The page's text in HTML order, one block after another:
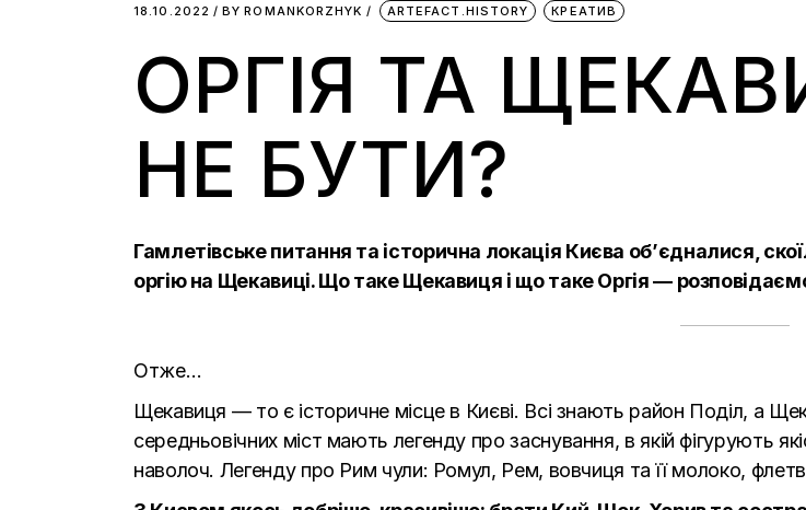
18.10.2022 BY ROMANKORZHYK ARTEFACT.HISTORY КРЕАТИВ
ОРГІЯ ТА
НЕ БУТИ?
Гамлетівське питання та історична локація Києва об’єдналися,
оргію на Щекавиці. Що таке Щекавиця і що таке Оргія —
Отже…
Щекавиця — то є історичне місце в Києві. Всі знають район Поділ, а
середньовічних міст мають легенду про заснування, в якій фігурують
наволоч. Легенду про Рим чули: Ромул, Рем, вовчиця та її молоко,